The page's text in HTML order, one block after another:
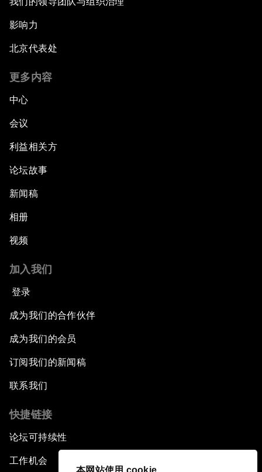
本网站使用 cookie
影响力
北京代表处
更多内容
中心
会议
利益相关方
论坛故事
新闻稿
相册
视频
加入我们
登录
成为我们的合作伙伴
成为我们的会员
订阅我们的新闻稿
联系我们
快捷链接
论坛可持续性
工作机会